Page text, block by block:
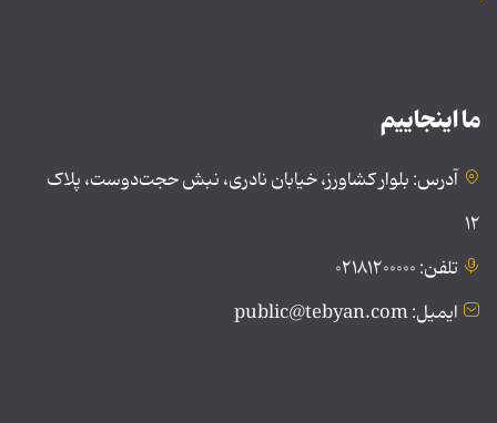
ما اینجاییم
آدرس: بلوار کشاورز، خیابان نادری، نبش حجت‌دوست، پلاک
۱۲
تلفن: ۰۲۱۸۱۲۰۰۰۰۰
ایمیل: public@tebyan.com